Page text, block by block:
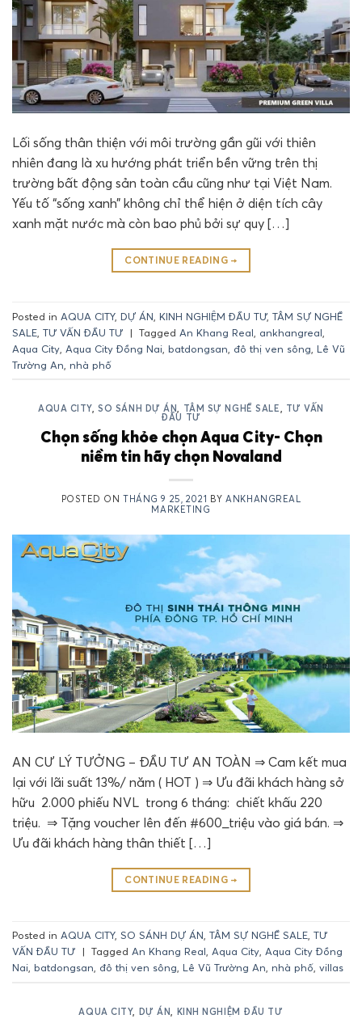
Lối sống thân thiện với môi trường gần gũi với thiên
nhiên đang là xu hướng phát triển bền vững trên thị
trường bất động sản toàn cầu cũng như tại Việt Nam.
Yếu tố “sống xanh” không chỉ thể hiện ở diện tích cây
xanh mặt nước mà còn bao phủ bởi sự quy […]
CONTINUE READING →
Posted in AQUA CITY, DỰ ÁN KINH NGHIỆM ĐẦU TƯ, TÂM SỰ NGHỀ
SALE TƯ VẤN ĐẦU TƯ | Tagged An Khang Real ankhangreal
Aqua City Aqua City Đồng Nai batdongsan đô thị ven sông Lê Vũ
Trường An nhà phố
AQUA CITY,SO SÁNH DỰ ÁN, TÂM SỰ NGHỀ SALE, TƯ VẤN
ĐẦU TƯ
Chọn sống khỏe chọn Aqua City- Chọn
niềm tin hãy chọn Novaland
POSTED ONTHÁNG 9 25, 2021 BYANKHANGREAL
MARKETING
AN CƯ LÝ TƯỞNG – ĐẦU TƯ AN TOÀN ⇒ Cam kết mua
lại với lãi suất 13%/ năm ( HOT ) ⇒ Ưu đãi khách hàng sở
hữu 2.000 phiếu NVL trong 6 tháng: chiết khấu 220
triệu. ⇒ Tặng voucher lên đến #600_triệu vào giá bán. ⇒
Ưu đãi khách hàng thân thiết […]
CONTINUE READING →
Posted in AQUA CITY, SO SÁNH DỰ ÁN TÂM SỰ NGHỀ SALE TƯ
VẤN ĐẦU TƯ
| Tagged An Khang Real Aqua City Aqua City Đồng
Nai batdongsan đô thị ven sông Lê Vũ Trường An nhà phố villas
AQUA CITY, DỰ ÁN, KINH NGHIỆM ĐẦU TƯ